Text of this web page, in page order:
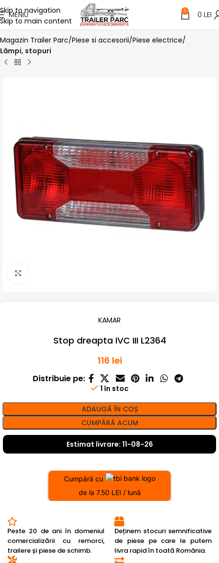
Skip to navigation
Skip to main content
MENIU 0 0 LEI
Magazin Trailer Parc Piese si accesorii Piese electrice
Lămpi, stopuri
KAMAR
Stop dreapta IVC III L2364
116 lei
Distribuie pe:
1 în stoc
ADAUGĂ ÎN COȘ
CUMPĂRĂ ACUM
Estimat livrare: 11-08-26
Cumpără cu
de la 7.50 LEI / lună
Peste 20 de ani în domeniul
comercializării cu remorci,
trailere și piese de schimb.
Deținem stocuri semnificative
de piese pe care le putem
livra rapid în toată România.